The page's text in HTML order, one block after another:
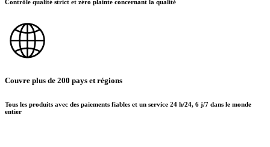
Contrôle qualité strict et zéro plainte concernant la qualité
Couvre plus de 200 pays et régions
Tous les produits avec des paiements fiables et un service 24 h/24, 6 j/7 dans le monde
entier